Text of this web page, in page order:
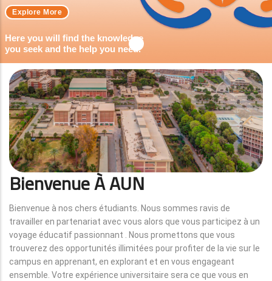
Here you will find the knowledge
you seek and the help you need.
Explore More
Bienvenue À AUN
Bienvenue à nos chers étudiants. Nous sommes ravis de
travailler en partenariat avec vous alors que vous participez à un
voyage éducatif passionnant . Nous promettons que vous
trouverez des opportunités illimitées pour profiter de la vie sur le
campus en apprenant, en explorant et en vous engageant
ensemble. Votre expérience universitaire sera ce que vous en